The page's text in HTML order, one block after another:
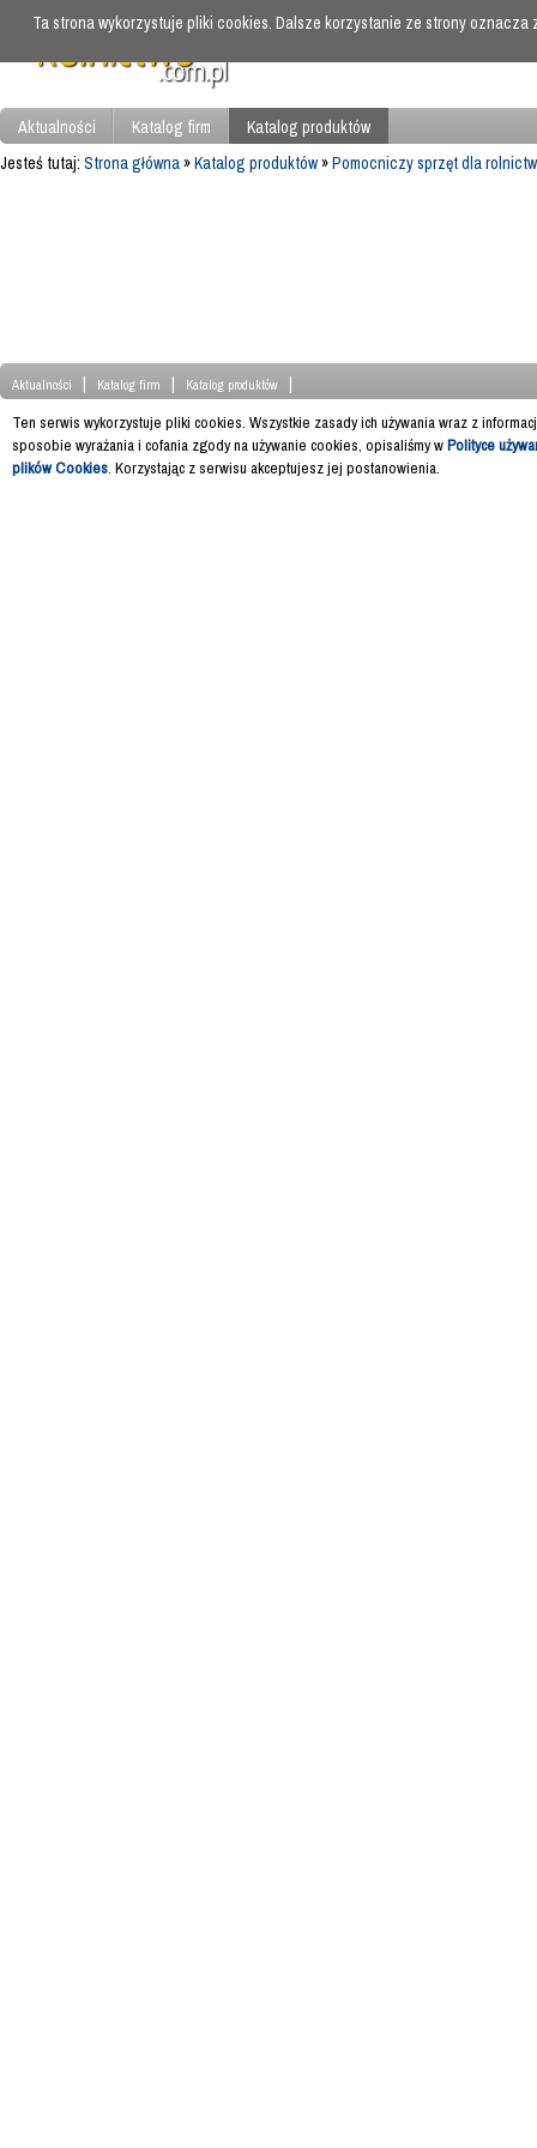
Aktualności Katalog firm
Katalog produktów
Jesteś tutaj: Strona główna»Katalog produktów»Pomocniczy sprzęt dla
Aktualności | Katalog firm | Katalog produktów
|
Ten serwis wykorzystuje pliki cookies. Wszystkie zasady ich używania wraz z
sposobie wyrażania i cofania zgody na używanie cookies, opisaliśmy wPolityce
plików Cookies. Korzystając z serwisu akceptujesz jej postanowienia.
Ta strona wykorzystuje pliki cookies. Dalsze korzystanie ze strony